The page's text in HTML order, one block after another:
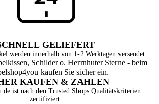
GELIEFERT
werden innerhalb von 1-2 Werktagen versendet.
KAUFEN & ZAHLEN
ist nach den Trusted Shops Qualitätskriterien
zertifiziert.